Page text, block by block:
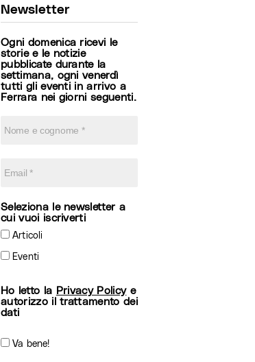
Newsletter
Ogni domenica ricevi le
storie e le notizie
pubblicate durante la
settimana, ogni venerdì
tutti gli eventi in arrivo a
Ferrara nei giorni seguenti.
Seleziona le newsletter a
cui vuoi iscriverti
Articoli
Eventi
Ho letto la Privacy Policye
autorizzo il trattamento dei
dati
Va bene!